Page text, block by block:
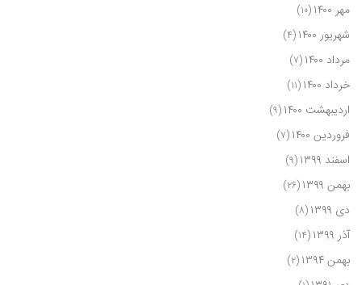
مهر ۱۴۰۰ (۱۰)
شهریور ۱۴۰۰ (۴)
مرداد ۱۴۰۰ (۷)
خرداد ۱۴۰۰ (۱۱)
اردیبهشت ۱۴۰۰ (۹)
فروردین ۱۴۰۰ (۷)
اسفند ۱۳۹۹ (۹)
بهمن ۱۳۹۹ (۲۶)
دی ۱۳۹۹ (۸)
آذر ۱۳۹۹ (۱۴)
بهمن ۱۳۹۴ (۲)